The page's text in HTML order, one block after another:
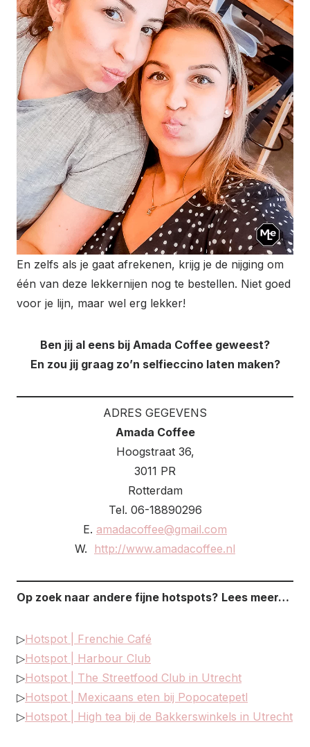
En zelfs als je gaat afrekenen, krijg je de nijging om
één van deze lekkernijen nog te bestellen. Niet goed
voor je lijn, maar wel erg lekker!
Ben jij al eens bij Amada Coffee geweest?
En zou jij graag zo’n selfieccino laten maken?
ADRES GEGEVENS
Amada Coffee
Hoogstraat 36,
3011 PR
Rotterdam
Tel. 06-18890296
E. amadacoffee@gmail.com
W. http://www.amadacoffee.nl
Op zoek naar andere fijne hotspots? Lees meer…
▷Hotspot | Frenchie Café
▷Hotspot | Harbour Club
▷Hotspot | The Streetfood Club in Utrecht
▷Hotspot | Mexicaans eten bij Popocatepetl
▷Hotspot | High tea bij de Bakkerswinkels in Utrecht